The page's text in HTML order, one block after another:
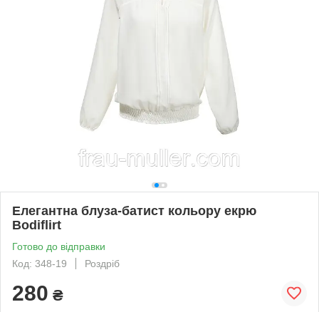
Елегантна блуза-батист кольору екрю
Bodiflirt
Готово до відправки
Код: 348-19
Роздріб
280 ₴